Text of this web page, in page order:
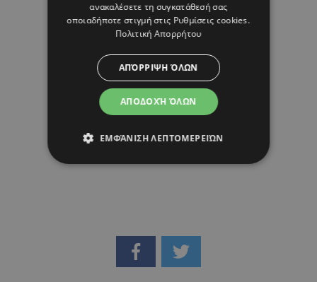
ανακαλέσετε τη συγκατάθεσή σας
οποιαδήποτε στιγμή στις Ρυθμίσεις cookies.
Πολιτική Απορρήτου
ΑΠΟΔΟΧΉ ΌΛΩΝ
ΑΠΌΡΡΙΨΗ ΌΛΩΝ
ΕΜΦΆΝΙΣΗ ΛΕΠΤΟΜΕΡΕΙΏΝ